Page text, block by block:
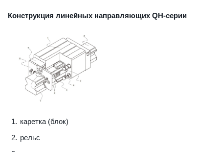
Конструкция линейных направляющих QН-серии
каретка (блок)
рельс